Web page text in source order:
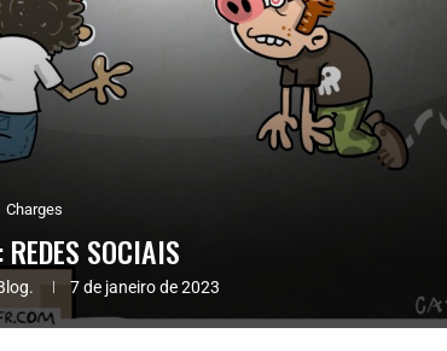
Charges
SOCIAIS
7 de janeiro de 2023